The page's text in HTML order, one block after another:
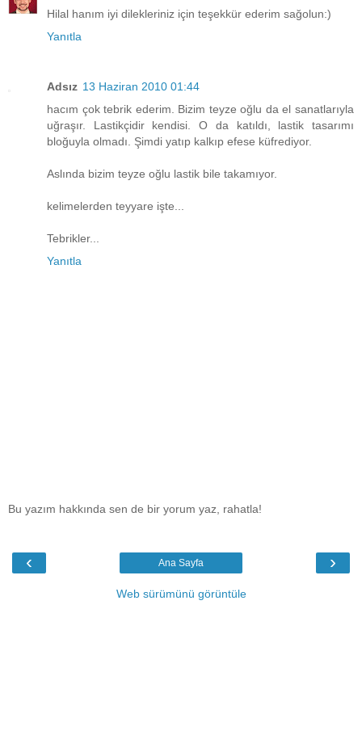
Hilal hanım iyi dilekleriniz için teşekkür ederim sağolun:)
Yanıtla
Adsız 13 Haziran 2010 01:44
hacım çok tebrik ederim. Bizim teyze oğlu da el sanatlarıyla
uğraşır. Lastikçidir kendisi. O da katıldı, lastik tasarımı
bloğuyla olmadı. Şimdi yatıp kalkıp efese küfrediyor.
Aslında bizim teyze oğlu lastik bile takamıyor.
kelimelerden teyyare işte...
Tebrikler...
Yanıtla
Bu yazım hakkında sen de bir yorum yaz, rahatla!
‹ ›
Ana Sayfa
Web sürümünü görüntüle